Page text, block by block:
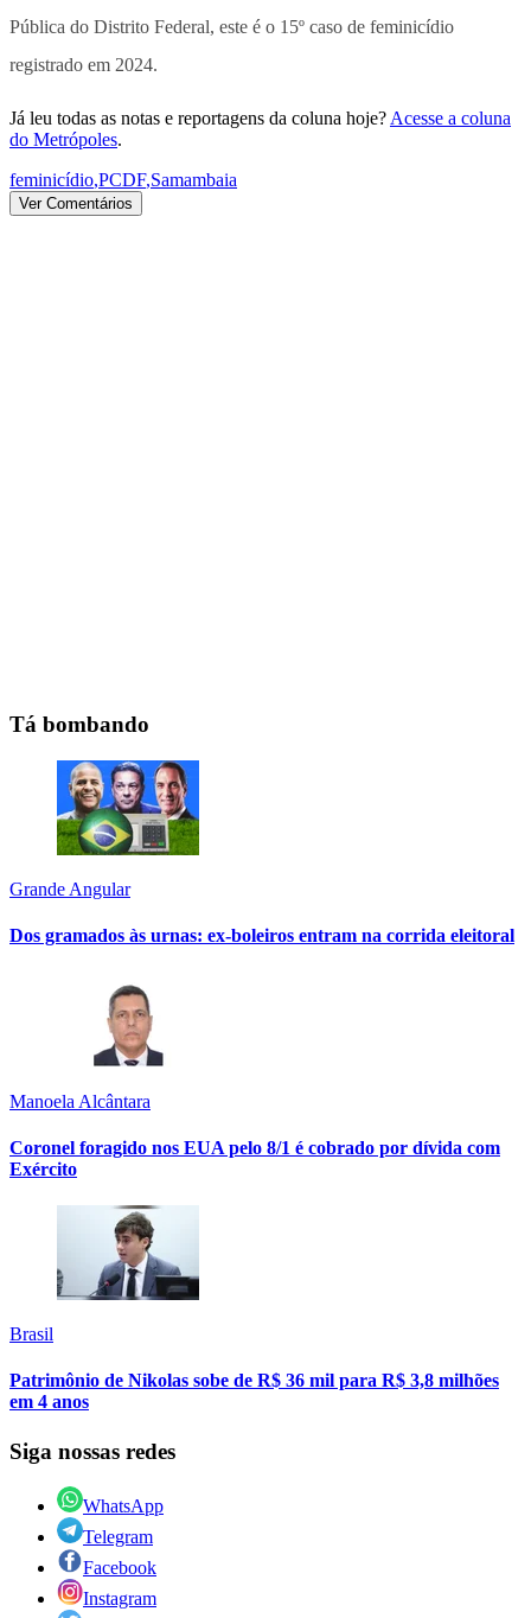
Pública do Distrito Federal, este é o 15º caso de feminicídio
registrado em 2024.
Já leu todas as notas e reportagens da coluna hoje? Acesse a coluna
do Metrópoles.
feminicídio,PCDF,Samambaia
Ver Comentários
Tá bombando
Grande Angular
Dos gramados às urnas: ex-boleiros entram na corrida eleitoral
Manoela Alcântara
Coronel foragido nos EUA pelo 8/1 é cobrado por dívida com
Exército
Brasil
Patrimônio de Nikolas sobe de R$ 36 mil para R$ 3,8 milhões
em 4 anos
Siga nossas redes
WhatsApp
Telegram
Facebook
Instagram